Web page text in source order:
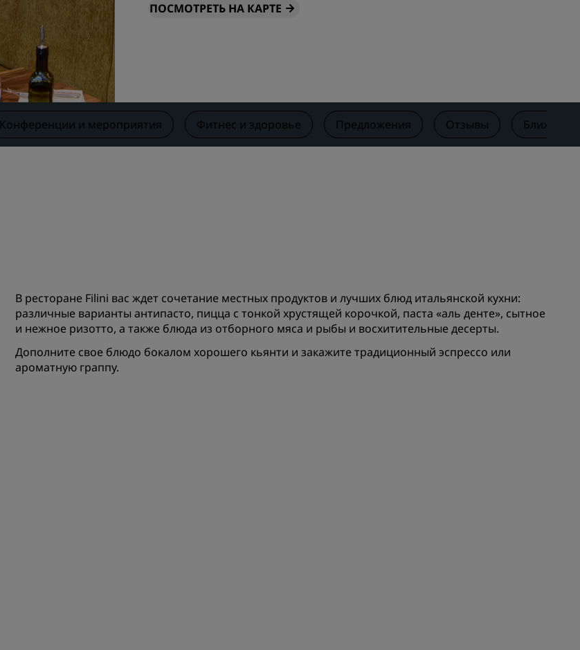
Цифровые услуги
Rewards
Привилегии
Как использовать баллы
ПОСМОТРЕТЬ НА КАРТЕ
Конференции и мероприятия Фитнес и здоровье Предложения Отзывы
В ресторане Filini вас ждет сочетание местных продуктов и лучших блюд итальянской кухни:
различные варианты антипасто, пицца с тонкой хрустящей корочкой, паста «аль денте», сытное
и нежное ризотто, а также блюда из отборного мяса и рыбы и восхитительные десерты.
Дополните свое блюдо бокалом хорошего кьянти и закажите традиционный эспрессо или
ароматную граппу.